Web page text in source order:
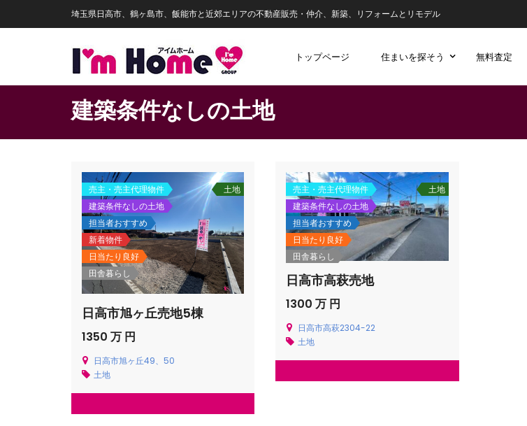
埼玉県日高市、鶴ヶ島市、飯能市と近郊エリアの不動産販売・仲介、新築、リフォームとリモデル
トップページ 住まいを探そう 無料査定
建築条件なしの土地
売主・売主代理物件
建築条件なしの土地
担当者おすすめ
新着物件
日当たり良好
田舎暮らし
土地
日高市旭ヶ丘売地5棟
1350 万 円
日高市旭ヶ丘49、50
土地
売主・売主代理物件
建築条件なしの土地
担当者おすすめ
日当たり良好
田舎暮らし
土地
日高市高萩売地
1300 万 円
日高市高萩2304-22
土地